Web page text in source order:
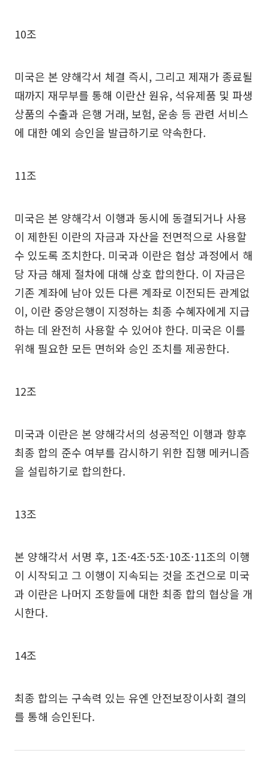
10조
미국은 본 양해각서 체결 즉시, 그리고 제재가 종료될
때까지 재무부를 통해 이란산 원유, 석유제품 및 파생
상품의 수출과 은행 거래, 보험, 운송 등 관련 서비스
에 대한 예외 승인을 발급하기로 약속한다.
11조
미국은 본 양해각서 이행과 동시에 동결되거나 사용
이 제한된 이란의 자금과 자산을 전면적으로 사용할
수 있도록 조치한다. 미국과 이란은 협상 과정에서 해
당 자금 해제 절차에 대해 상호 합의한다. 이 자금은
기존 계좌에 남아 있든 다른 계좌로 이전되든 관계없
이, 이란 중앙은행이 지정하는 최종 수혜자에게 지급
하는 데 완전히 사용할 수 있어야 한다. 미국은 이를
위해 필요한 모든 면허와 승인 조치를 제공한다.
12조
미국과 이란은 본 양해각서의 성공적인 이행과 향후
최종 합의 준수 여부를 감시하기 위한 집행 메커니즘
을 설립하기로 합의한다.
13조
본 양해각서 서명 후, 1조·4조·5조·10조·11조의 이행
이 시작되고 그 이행이 지속되는 것을 조건으로 미국
과 이란은 나머지 조항들에 대한 최종 합의 협상을 개
시한다.
14조
최종 합의는 구속력 있는 유엔 안전보장이사회 결의
를 통해 승인된다.